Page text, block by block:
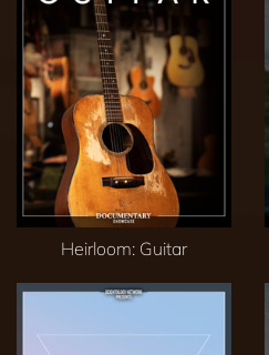
Heirloom: Guitar